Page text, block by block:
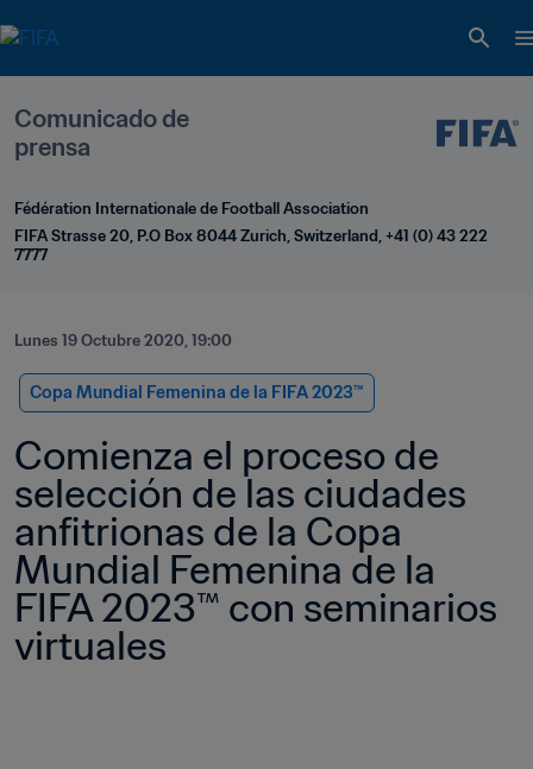
Comunicado de
prensa
Fédération Internationale de Football Association
FIFA Strasse 20, P.O Box 8044 Zurich, Switzerland, +41 (0) 43 222
7777
Lunes 19 Octubre 2020, 19:00
Copa Mundial Femenina de la FIFA 2023™
Comienza el proceso de
selección de las ciudades
anfitrionas de la Copa
Mundial Femenina de la
FIFA 2023™ con seminarios
virtuales